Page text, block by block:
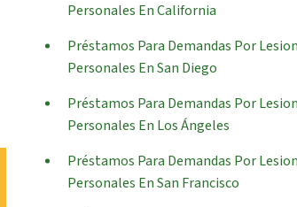
Personales En California
Préstamos Para Demandas Por
Personales En San Diego
Préstamos Para Demandas Por
Personales En Los Ángeles
Préstamos Para Demandas Por
Personales En San Francisco